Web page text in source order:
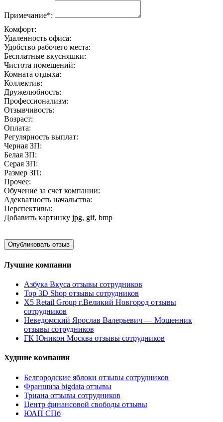
Примечание*:
Комфорт:
Удаленность офиса:
Удобство рабочего места:
Бесплатные вкусняшки:
Чистота помещений:
Комната отдыха:
Коллектив:
Дружелюбность:
Профессионализм:
Отзывчивость:
Возраст:
Оплата:
Регулярность выплат:
Черная ЗП:
Белая ЗП:
Серая ЗП:
Размер ЗП:
Прочее:
Обучение за счет компании:
Адекватность начальства:
Перспективы:
Добавить картинку jpg, gif, bmp
Лучшие компании
Азбука Вкуса отзывы сотрудников
Top 3D Shop отзывы сотрудников
X5 Retail Group г.Великий Новгород отзывы
сотрудников
Неведомский Ярослав Валерьевич — Мошенник
отзывы сотрудников
ГК Юникон Москва отзывы сотрудников
Худшие компании
Белгородские яблоки отзывы сотрудников
Франшиза bigdata отзывы
Триана отзывы сотрудников
Центр финансовой свободы отзывы
ЮАП СПб